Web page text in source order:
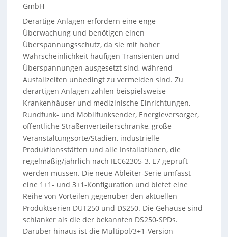
GmbH
Derartige Anlagen erfordern eine enge
Überwachung und benötigen einen
Überspannungsschutz, da sie mit hoher
Wahrscheinlichkeit häufigen Transienten und
Überspannungen ausgesetzt sind, während
Ausfallzeiten unbedingt zu vermeiden sind. Zu
derartigen Anlagen zählen beispielsweise
Krankenhäuser und medizinische Einrichtungen,
Rundfunk- und Mobilfunksender, Energieversorger,
öffentliche Straßenverteilerschränke, große
Veranstaltungsorte/Stadien, industrielle
Produktionsstätten und alle Installationen, die
regelmäßig/jährlich nach IEC62305-3, E7 geprüft
werden müssen. Die neue Ableiter-Serie umfasst
eine 1+1- und 3+1-Konfiguration und bietet eine
Reihe von Vorteilen gegenüber den aktuellen
Produktserien DUT250 und DS250. Die Gehäuse sind
schlanker als die der bekannten DS250-SPDs.
Darüber hinaus ist die Multipol/3+1-Version